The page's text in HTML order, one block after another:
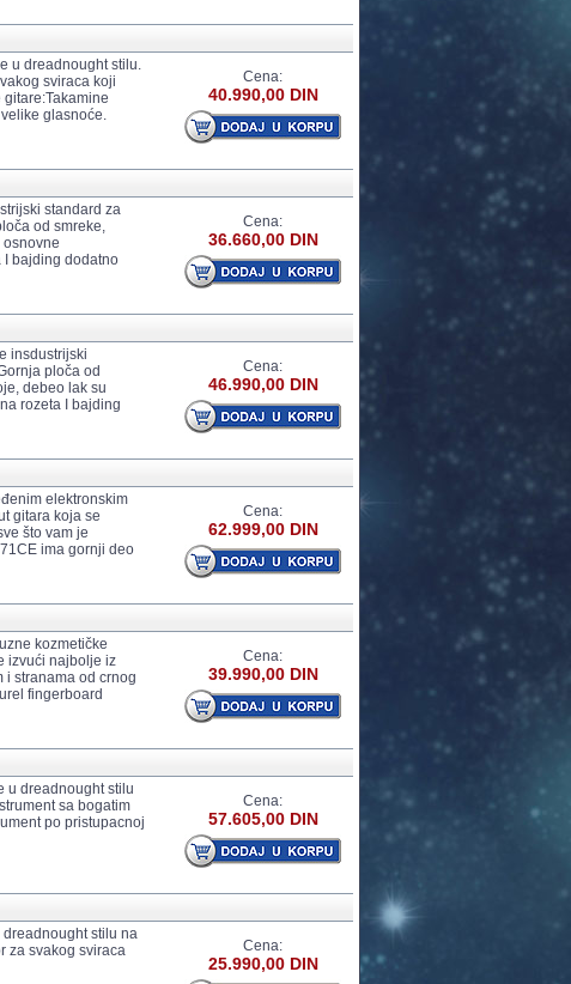
u dreadnought stilu.
sviraca koji
glasnoće.
Cena:
40.990,00 DIN
standard za
od smreke,
I bajding dodatno
Cena:
36.660,00 DIN
insdustrijski
ploča od
debeo lak su
rozeta I bajding
Cena:
46.990,00 DIN
elektronskim
gitara koja se
što vam je
ima gornji deo
Cena:
62.999,00 DIN
kozmetičke
izvući najbolje iz
i stranama od crnog
fingerboard
Cena:
39.990,00 DIN
u dreadnought stilu
sa bogatim
po pristupacnoj
Cena:
57.605,00 DIN
stilu na
za svakog sviraca
Cena:
25.990,00 DIN